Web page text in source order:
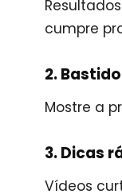
cumpre
2.
Mostre a
3. Dicas
Vídeos